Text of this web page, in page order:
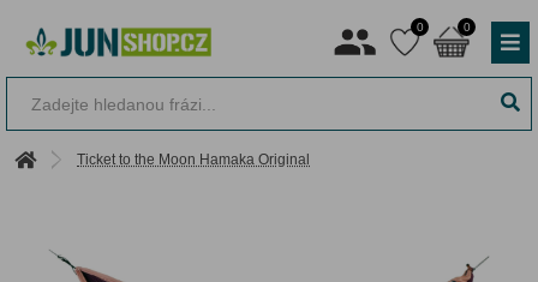
0 0
Ticket to the Moon Hamaka Original